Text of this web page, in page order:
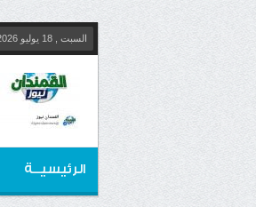
السبت , 18 يوليو 2026
الرئيسيــة